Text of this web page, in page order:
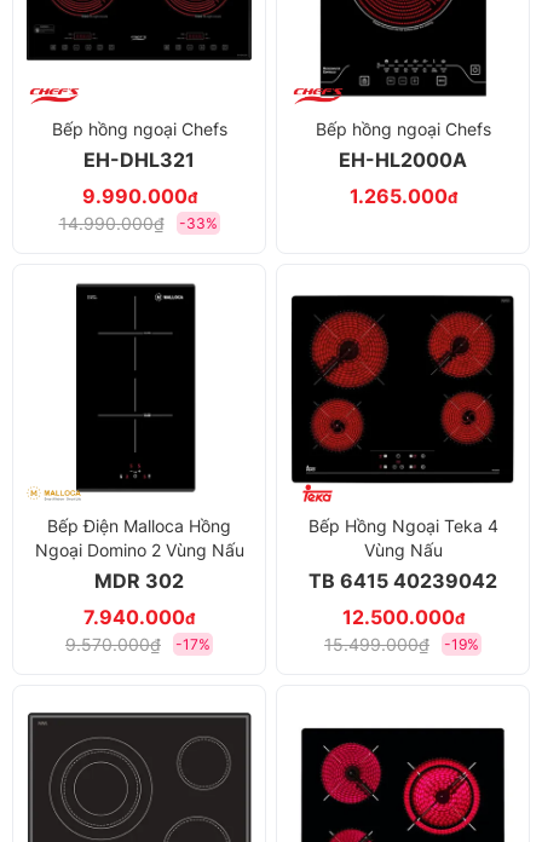
Bếp hồng ngoại Chefs
EH-DHL321
9.990.000đ
14.990.000₫ -33%
Bếp hồng ngoại Chefs
EH-HL2000A
1.265.000đ
Bếp Điện Malloca Hồng
Ngoại Domino 2 Vùng Nấu
MDR 302
7.940.000đ
9.570.000₫ -17%
Bếp Hồng Ngoại Teka 4
Vùng Nấu
TB 6415 40239042
12.500.000đ
15.499.000₫ -19%